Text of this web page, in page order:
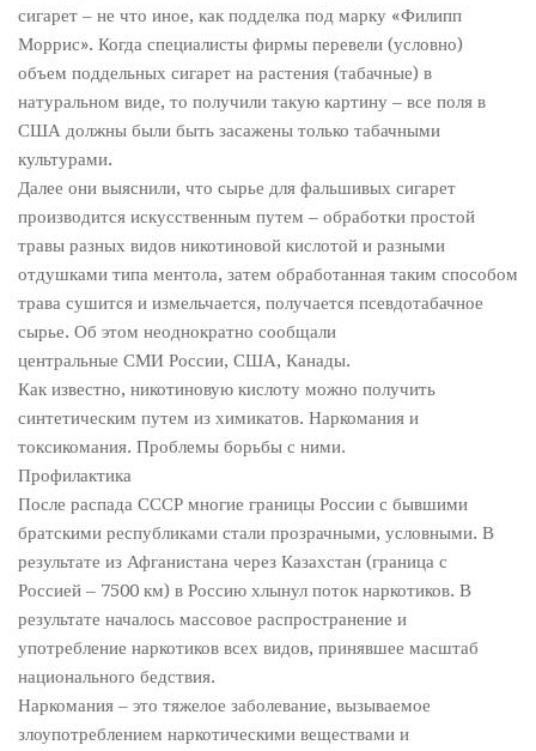
сигарет – не что иное, как подделка под марку «Филипп
Моррис». Когда специалисты фирмы перевели (условно)
объем поддельных сигарет на растения (табачные) в
натуральном виде, то получили такую картину – все поля в
США должны были быть засажены только табачными
культурами.
Далее они выяснили, что сырье для фальшивых сигарет
производится искусственным путем – обработки простой
травы разных видов никотиновой кислотой и разными
отдушками типа ментола, затем обработанная таким способом
трава сушится и измельчается, получается псевдотабачное
сырье. Об этом неоднократно сообщали
центральные СМИ России, США, Канады.
Как известно, никотиновую кислоту можно получить
синтетическим путем из химикатов. Наркомания и
токсикомания. Проблемы борьбы с ними.
Профилактика
После распада СССР многие границы России с бывшими
братскими республиками стали прозрачными, условными. В
результате из Афганистана через Казахстан (граница с
Россией – 7500 км) в Россию хлынул поток наркотиков. В
результате началось массовое распространение и
употребление наркотиков всех видов, принявшее масштаб
национального бедствия.
Наркомания – это тяжелое заболевание, вызываемое
злоупотреблением наркотическими веществами и